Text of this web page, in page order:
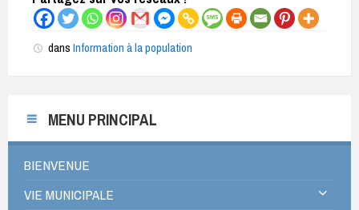
dans Information à la population
MENU PRINCIPAL
BIENVENUE
VIE MUNICIPALE